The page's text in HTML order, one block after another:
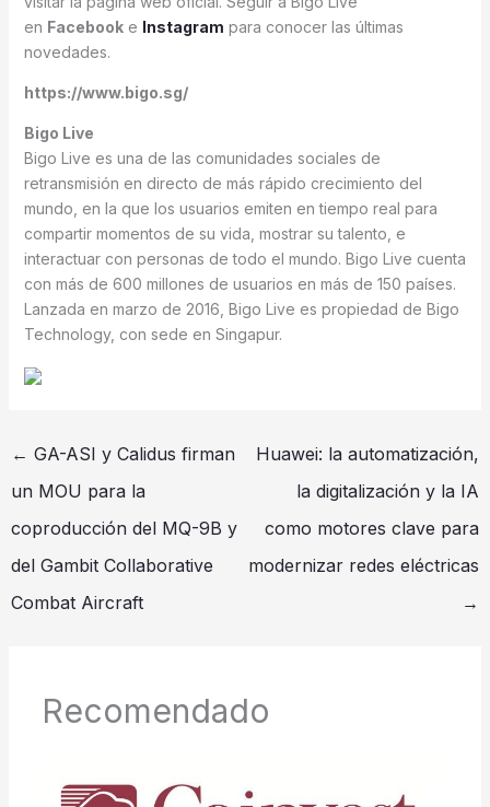
en Facebooke Instagram para conocer las últimas
novedades.
https://www.bigo.sg/
Bigo Live
Bigo Live es una de las comunidades sociales de
retransmisión en directo de más rápido crecimiento del
mundo, en la que los usuarios emiten en tiempo real para
compartir momentos de su vida, mostrar su talento, e
interactuar con personas de todo el mundo. Bigo Live cuenta
con más de 600 millones de usuarios en más de 150 países.
Lanzada en marzo de 2016, Bigo Live es propiedad de Bigo
Technology, con sede en Singapur.
← GA-ASI y Calidus firman
un MOU para la
coproducción del MQ-9B y
del Gambit Collaborative
Combat Aircraft
Huawei: la automatización,
la digitalización y la IA
como motores clave para
modernizar redes eléctricas
→
Recomendado